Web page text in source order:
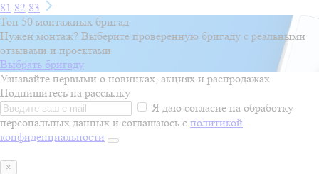
81 82 83
Топ 50 монтажных бригад
Нужен монтаж? Выберите проверенную бригаду с реальными
отзывами и проектами
Выбрать бригаду
Узнавайте первыми о новинках, акциях и распродажах
Подпишитесь на рассылку
Я даю согласие на обработку
персональных данных и соглашаюсь с политикой
конфиденциальности
×